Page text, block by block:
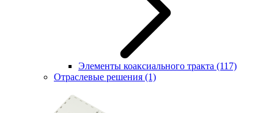
Элементы коаксиального тракта (117)
Отраслевые решения (1)